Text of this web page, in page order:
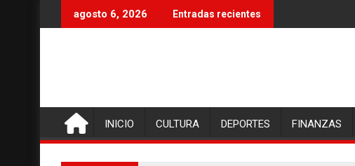
r
n
e
agosto 6, 2026 Entradas recientes
INICIO CULTURA DEPORTES FINANZAS